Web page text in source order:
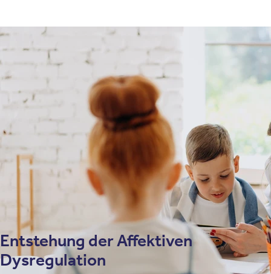
Was ist die Affektive Dysregulation?
Die affektive Dysregulation bei Kindern und Jugendlichen
ist seit 2013 eine eigenständige Diagnose im
Klassifikationssystem DSM-5, wobei Symptome teilweise
mit anderen psychischen Krankheitsbildern überlappen
können. Die Störung beginnt vor dem 10. Lebensjahr und
die Auffälligkeiten bestehen über mindestens 12 Monate.
Eine sorgfältige Diagnostik ist essenziell, um eine
andauernde Fehlbehandlung zu vermeiden, wobei die
Diagnosestellung „affektive Dysregulation“ erst ab dem
6. Lebensjahr und nur bis zum 18. Lebensjahr möglich ist.
Entstehung der Affektiven
Dysregulation